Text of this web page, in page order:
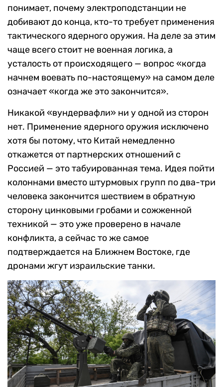
понимает, почему электроподстанции не
добивают до конца, кто-то требует применения
тактического ядерного оружия. На деле за этим
чаще всего стоит не военная логика, а
усталость от происходящего — вопрос «когда
начнем воевать по-настоящему» на самом деле
означает «когда же это закончится».
Никакой «вундервафли» ни у одной из сторон
нет. Применение ядерного оружия исключено
хотя бы потому, что Китай немедленно
откажется от партнерских отношений с
Россией — это табуированная тема. Идея пойти
колоннами вместо штурмовых групп по два-три
человека закончится шествием в обратную
сторону цинковыми гробами и сожженной
техникой — это уже проверено в начале
конфликта, а сейчас то же самое
подтверждается на Ближнем Востоке, где
дронами жгут израильские танки.